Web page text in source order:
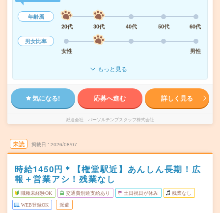
年齢層
20代
30代 40代 50代
60代
男女比率
女性
男性
もっと見る
気になる! 応募へ進む 詳しく見る
派遣会社 パーソルテンプスタッフ株式会社
未読 掲載日 2026/08/07
時給1450円＊【権堂駅近】あんしん長期！広
報＋営業アシ！残業なし
職種未経験OK 交通費別途支給あり 土日祝日が休み 残業なし
WEB登録OK 派遣